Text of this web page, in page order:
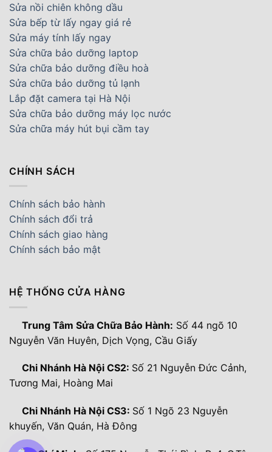
Sửa nồi chiên không dầu
Sửa bếp từ lấy ngay giá rẻ
Sửa máy tính lấy ngay
Sửa chữa bảo dưỡng laptop
Sửa chữa bảo dưỡng điều hoà
Sửa chữa bảo dưỡng tủ lạnh
Lắp đặt camera tại Hà Nội
Sửa chữa bảo dưỡng máy lọc nước
Sửa chữa máy hút bụi cầm tay
CHÍNH SÁCH
Chính sách bảo hành
Chính sách đổi trả
Chính sách giao hàng
Chính sách bảo mật
HỆ THỐNG CỬA HÀNG
Trung Tâm Sửa Chữa Bảo Hành: Số 44 ngõ 10
Nguyễn Văn Huyên, Dịch Vọng, Cầu Giấy
Chi Nhánh Hà Nội CS2: Số 21 Nguyễn Đức Cảnh,
Tương Mai, Hoàng Mai
Chi Nhánh Hà Nội CS3: Số 1 Ngõ 23 Nguyễn
khuyến, Văn Quán, Hà Đông